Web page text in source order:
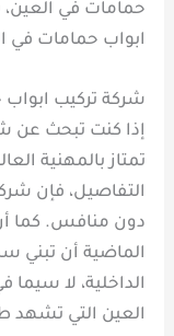
حمامات في العين،
ابواب حمامات في
شركة تركيب
إذا كنت تبحث عن
تمتاز بالمهنية
التفاصيل، فإن
دون منافس. كما
الماضية أن تبني
الداخلية، لا
العين التي تشهد